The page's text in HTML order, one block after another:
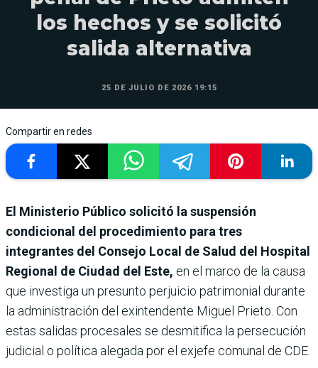
los hechos y se solicitó
salida alternativa
25 DE JULIO DE 2026 19:15
Compartir en redes
El Ministerio Público solicitó la suspensión
condicional del procedimiento para tres
integrantes del Consejo Local de Salud del Hospital
Regional de Ciudad del Este, en el marco de la causa
que investiga un presunto perjuicio patrimonial durante
la administración del exintendente Miguel Prieto. Con
estas salidas procesales se desmitifica la persecución
judicial o política alegada por el exjefe comunal de CDE.